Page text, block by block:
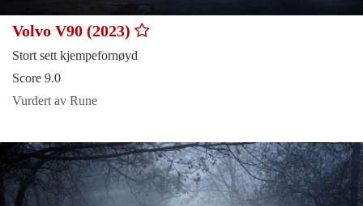
Volvo V90 (2023)
Stort sett kjempefornøyd
Score 9.0
Vurdert av Rune